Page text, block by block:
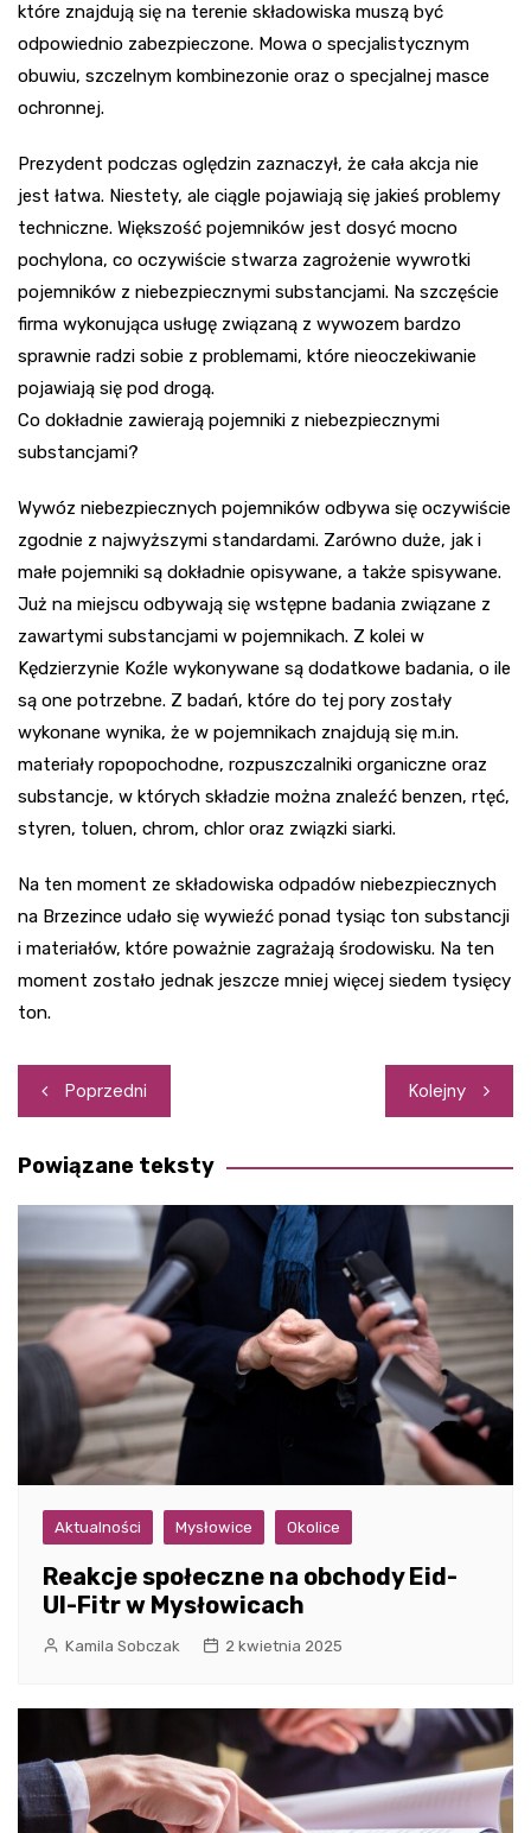
które znajdują się na terenie składowiska muszą być
odpowiednio zabezpieczone. Mowa o specjalistycznym
obuwiu, szczelnym kombinezonie oraz o specjalnej masce
ochronnej.
Prezydent podczas oględzin zaznaczył, że cała akcja nie
jest łatwa. Niestety, ale ciągle pojawiają się jakieś problemy
techniczne. Większość pojemników jest dosyć mocno
pochylona, co oczywiście stwarza zagrożenie wywrotki
pojemników z niebezpiecznymi substancjami. Na szczęście
firma wykonująca usługę związaną z wywozem bardzo
sprawnie radzi sobie z problemami, które nieoczekiwanie
pojawiają się pod drogą.
Co dokładnie zawierają pojemniki z niebezpiecznymi
substancjami?
Wywóz niebezpiecznych pojemników odbywa się oczywiście
zgodnie z najwyższymi standardami. Zarówno duże, jak i
małe pojemniki są dokładnie opisywane, a także spisywane.
Już na miejscu odbywają się wstępne badania związane z
zawartymi substancjami w pojemnikach. Z kolei w
Kędzierzynie Koźle wykonywane są dodatkowe badania, o ile
są one potrzebne. Z badań, które do tej pory zostały
wykonane wynika, że w pojemnikach znajdują się m.in.
materiały ropopochodne, rozpuszczalniki organiczne oraz
substancje, w których składzie można znaleźć benzen, rtęć,
styren, toluen, chrom, chlor oraz związki siarki.
Na ten moment ze składowiska odpadów niebezpiecznych
na Brzezince udało się wywieźć ponad tysiąc ton substancji
i materiałów, które poważnie zagrażają środowisku. Na ten
moment zostało jednak jeszcze mniej więcej siedem tysięcy
ton.
Nawigacja
wpisu
Poprzedni Kolejny
Powiązane teksty
Aktualności Mysłowice Okolice
Reakcje społeczne na obchody Eid-
Ul-Fitr w Mysłowicach
Kamila Sobczak 2 kwietnia 2025